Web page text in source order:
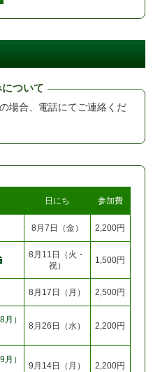
ついて
場合、電話にてご連絡くだ
日にち 参加費
8月7日（金） 2,200円
8月11日（火・
祝）
1,500円
8月17日（月） 2,500円
）
8月26日（水） 2,200円
）
9月14日（月） 2,200円